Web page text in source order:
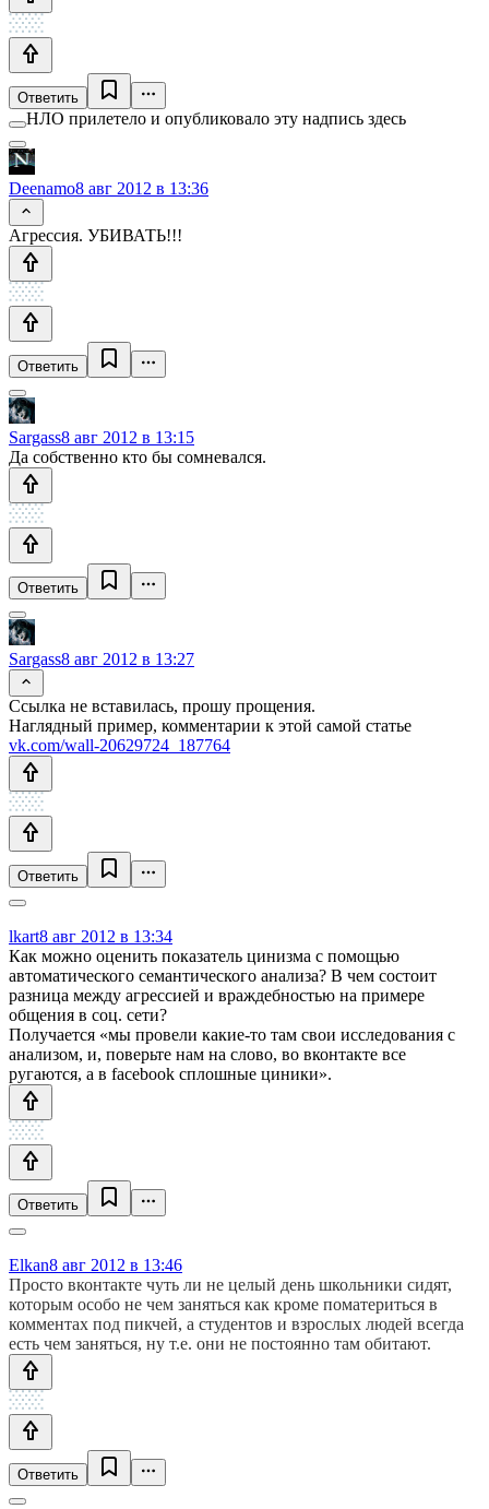
Ответить
НЛО прилетело и опубликовало эту надпись здесь
Deenamo8 авг 2012 в 13:36
Агрессия. УБИВАТЬ!!!
Ответить
Sargass8 авг 2012 в 13:15
Да собственно кто бы сомневался.
Ответить
Sargass8 авг 2012 в 13:27
Ссылка не вставилась, прошу прощения.
Наглядный пример, комментарии к этой самой статье
vk.com/wall-20629724_187764
Ответить
lkart8 авг 2012 в 13:34
Как можно оценить показатель цинизма с помощью
автоматического семантического анализа? В чем состоит
разница между агрессией и враждебностью на примере
общения в соц. сети?
Получается «мы провели какие-то там свои исследования с
анализом, и, поверьте нам на слово, во вконтакте все
ругаются, а в facebook сплошные циники».
Ответить
Elkan8 авг 2012 в 13:46
Просто вконтакте чуть ли не целый день школьники сидят,
которым особо не чем заняться как кроме поматериться в
комментах под пикчей, а студентов и взрослых людей всегда
есть чем заняться, ну т.е. они не постоянно там обитают.
Ответить